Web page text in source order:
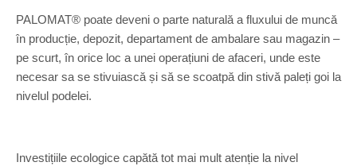
PALOMAT® poate deveni o parte naturală a fluxului de muncă
în producție, depozit, departament de ambalare sau magazin –
pe scurt, în orice loc a unei operațiuni de afaceri, unde este
necesar sa se stivuiască și să se scoatpă din stivă paleți goi la
nivelul podelei.
Investițiile ecologice capătă tot mai mult atenție la nivel